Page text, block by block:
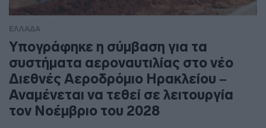
ΕΛΛΑΔΑ
Υπογράφηκε η σύμβαση για τα
συστήματα αεροναυτιλίας στο νέο
Διεθνές Αεροδρόμιο Ηρακλείου –
Αναμένεται να τεθεί σε λειτουργία
τον Νοέμβριο του 2028